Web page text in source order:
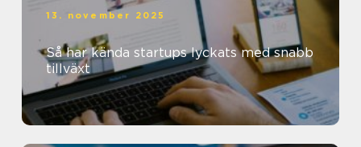
13. november 2025
Så har kända startups lyckats med snabb
tillväxt